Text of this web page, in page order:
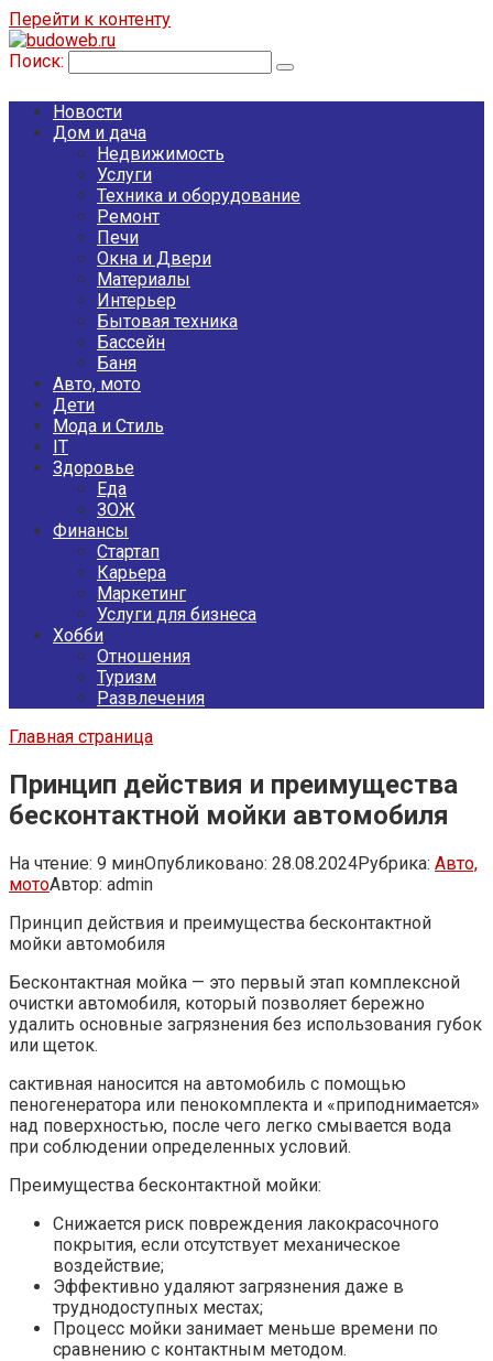
Перейти к контенту
Поиск:
Новости
Дом и дача
Недвижимость
Услуги
Техника и оборудование
Ремонт
Печи
Окна и Двери
Материалы
Интерьер
Бытовая техника
Бассейн
Баня
Авто, мото
Дети
Мода и Стиль
IT
Здоровье
Еда
ЗОЖ
Финансы
Стартап
Карьера
Маркетинг
Услуги для бизнеса
Хобби
Отношения
Туризм
Развлечения
Главная страница
Принцип действия и преимущества
бесконтактной мойки автомобиля
На чтение: 9 минОпубликовано: 28.08.2024Рубрика: Авто,
мотоАвтор: admin
Принцип действия и преимущества бесконтактной
мойки автомобиля
Бесконтактная мойка — это первый этап комплексной
очистки автомобиля, который позволяет бережно
удалить основные загрязнения без использования губок
или щеток.​
сактивная наносится на автомобиль с помощью
пеногенератора или пенокомплекта и «приподнимается»
над поверхностью, после чего легко смывается вода
при соблюдении определенных условий.​
Преимущества бесконтактной мойки:
Снижается риск повреждения лакокрасочного
покрытия, если отсутствует механическое
воздействие;
Эффективно удаляют загрязнения даже в
труднодоступных местах;
Процесс мойки занимает меньше времени по
сравнению с контактным методом.​